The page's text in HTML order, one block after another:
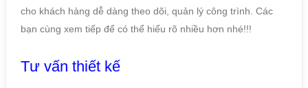
cho khách hàng dễ dàng theo dõi, quản lý công trình. Các
bạn cùng xem tiếp để có thể hiểu rõ nhiều hơn nhé!!!
Tư vấn thiết kế